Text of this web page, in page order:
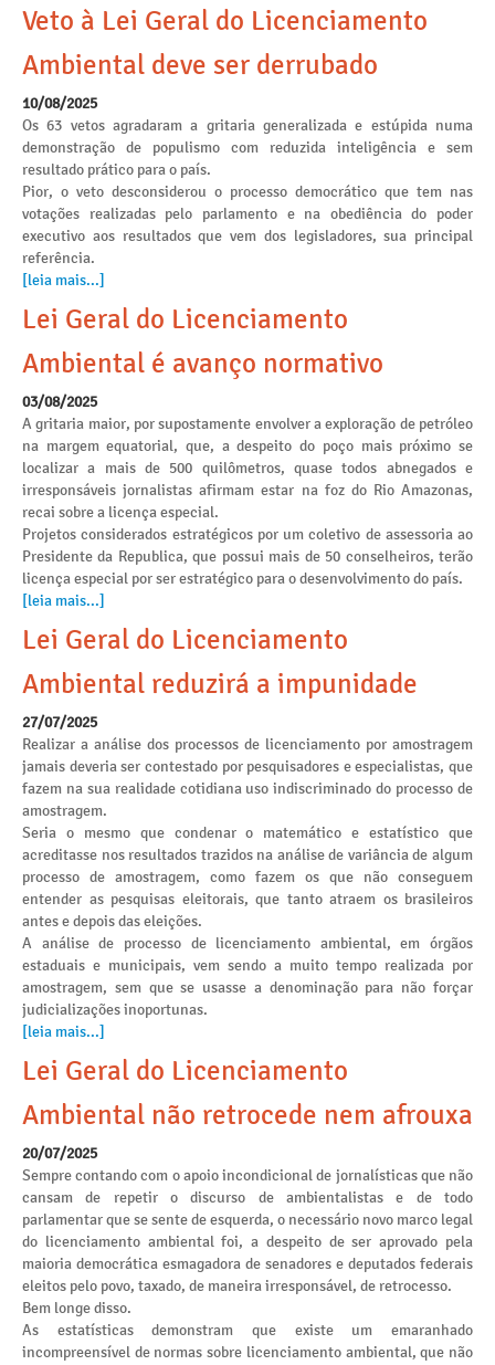
Veto à Lei Geral do Licenciamento
Ambiental deve ser derrubado
10/08/2025
Os 63 vetos agradaram a gritaria generalizada e estúpida numa
demonstração de populismo com reduzida inteligência e sem
resultado prático para o país.
Pior, o veto desconsiderou o processo democrático que tem nas
votações realizadas pelo parlamento e na obediência do poder
executivo aos resultados que vem dos legisladores, sua principal
referência.
[leia mais...]
Lei Geral do Licenciamento
Ambiental é avanço normativo
03/08/2025
A gritaria maior, por supostamente envolver a exploração de petróleo
na margem equatorial, que, a despeito do poço mais próximo se
localizar a mais de 500 quilômetros, quase todos abnegados e
irresponsáveis jornalistas afirmam estar na foz do Rio Amazonas,
recai sobre a licença especial.
Projetos considerados estratégicos por um coletivo de assessoria ao
Presidente da Republica, que possui mais de 50 conselheiros, terão
licença especial por ser estratégico para o desenvolvimento do país.
[leia mais...]
Lei Geral do Licenciamento
Ambiental reduzirá a impunidade
27/07/2025
Realizar a análise dos processos de licenciamento por amostragem
jamais deveria ser contestado por pesquisadores e especialistas, que
fazem na sua realidade cotidiana uso indiscriminado do processo de
amostragem.
Seria o mesmo que condenar o matemático e estatístico que
acreditasse nos resultados trazidos na análise de variância de algum
processo de amostragem, como fazem os que não conseguem
entender as pesquisas eleitorais, que tanto atraem os brasileiros
antes e depois das eleições.
A análise de processo de licenciamento ambiental, em órgãos
estaduais e municipais, vem sendo a muito tempo realizada por
amostragem, sem que se usasse a denominação para não forçar
judicializações inoportunas.
[leia mais...]
Lei Geral do Licenciamento
Ambiental não retrocede nem afrouxa
20/07/2025
Sempre contando com o apoio incondicional de jornalísticas que não
cansam de repetir o discurso de ambientalistas e de todo
parlamentar que se sente de esquerda, o necessário novo marco legal
do licenciamento ambiental foi, a despeito de ser aprovado pela
maioria democrática esmagadora de senadores e deputados federais
eleitos pelo povo, taxado, de maneira irresponsável, de retrocesso.
Bem longe disso.
As estatísticas demonstram que existe um emaranhado
incompreensível de normas sobre licenciamento ambiental, que não